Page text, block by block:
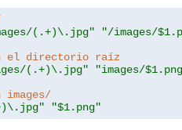
(.+)\.jpg"
"/images/
el directorio raíz
(.+)\.jpg"
"images/
images/
"$1.png"